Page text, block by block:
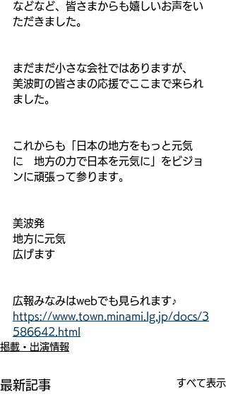
などなど、皆さまからも嬉しいお声をい
ただきました。
まだまだ小さな会社ではありますが、
美波町の皆さまの応援でここまで来られ
ました。
これからも「日本の地方をもっと元気
に　地方の力で日本を元気に」をビジョ
ンに頑張って参ります。
美波発
地方に元気
広げます
広報みなみはwebでも見られます♪
https://www.town.minami.lg.jp/docs/3
586642.html
掲載・出演情報
最新記事 すべて表示